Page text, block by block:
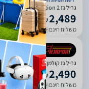
גריל ‏גז Coleman Revolution 2 יבואן רשמי
₪2,489
משלוח חינם עד 14 ימי עסקים
גריל גז קולמן G36321 נירוסטה
₪2,490
משלוח חינם עד 4 ימי עסקים